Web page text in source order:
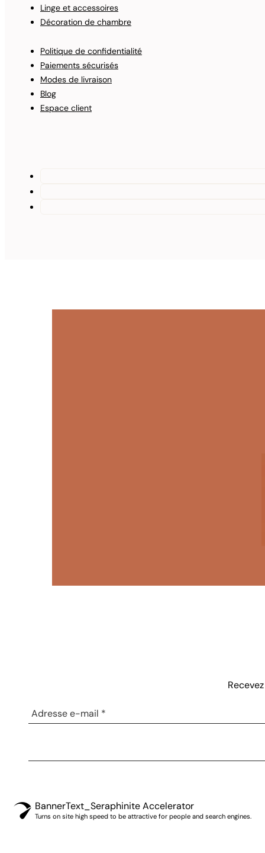
Linge et accessoires
Décoration de chambre
Politique de confidentialité
Paiements sécurisés
Modes de livraison
Blog
Espace client
BannerText_Seraphinite Accelerator
Turns on site high speed to be attractive for people and search engines.